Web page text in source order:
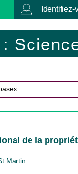
Identifiez-
de la
Martin